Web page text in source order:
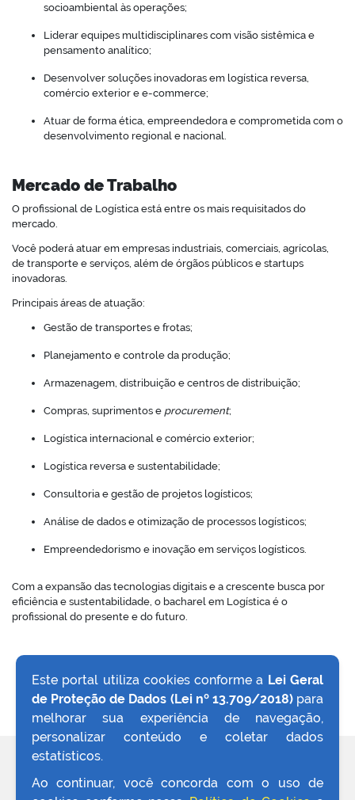
socioambiental às operações;
Liderar equipes multidisciplinares com visão sistêmica e
pensamento analítico;
Desenvolver soluções inovadoras em logística reversa,
comércio exterior e e-commerce;
Atuar de forma ética, empreendedora e comprometida com o
desenvolvimento regional e nacional.
Mercado de Trabalho
O profissional de Logística está entre os mais requisitados do
mercado.
Você poderá atuar em empresas industriais, comerciais, agrícolas,
de transporte e serviços, além de órgãos públicos e startups
inovadoras.
Principais áreas de atuação:
Gestão de transportes e frotas;
Planejamento e controle da produção;
Armazenagem, distribuição e centros de distribuição;
Compras, suprimentos e procurement;
Logística internacional e comércio exterior;
Logística reversa e sustentabilidade;
Consultoria e gestão de projetos logísticos;
Análise de dados e otimização de processos logísticos;
Empreendedorismo e inovação em serviços logísticos.
Com a expansão das tecnologias digitais e a crescente busca por
eficiência e sustentabilidade, o bacharel em Logística é o
profissional do presente e do futuro.
VOLTAR AO TOPO
Este portal utiliza cookies conforme a Lei Geral
de Proteção de Dados (Lei nº 13.709/2018)para
melhorar sua experiência de navegação,
personalizar conteúdo e coletar dados
estatísticos.
Ao continuar, você concorda com o uso de